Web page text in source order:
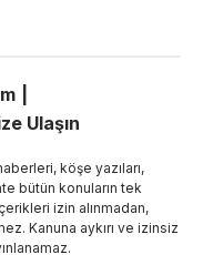
Ulaşın
köşe yazıları,
bütün konuların tek
izin alınmadan,
Kanuna aykırı ve izinsiz